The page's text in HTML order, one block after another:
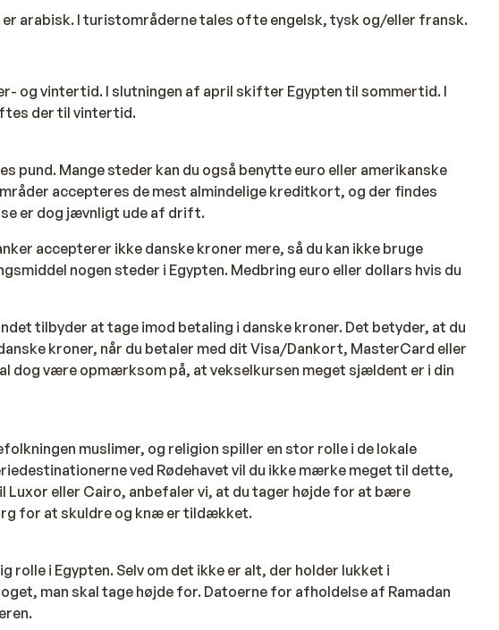
arabisk. I turistområderne tales ofte engelsk, tysk og/eller fransk.
og vintertid. I slutningen af april skifter Egypten til sommertid. I
der til vintertid.
pund. Mange steder kan du også benytte euro eller amerikanske
accepteres de mest almindelige kreditkort, og der findes
er dog jævnligt ude af drift.
accepterer ikke danske kroner mere, så du kan ikke bruge
nogen steder i Egypten. Medbring euro eller dollars hvis du
tilbyder at tage imod betaling i danske kroner. Det betyder, at du
kroner, når du betaler med dit Visa/Dankort, MasterCard eller
dog være opmærksom på, at vekselkursen meget sjældent er i din
muslimer, og religion spiller en stor rolle i de lokale
ved Rødehavet vil du ikke mærke meget til dette,
Luxor eller Cairo, anbefaler vi, at du tager højde for at bære
for at skuldre og knæ er tildækket.
rolle i Egypten. Selv om det ikke er alt, der holder lukket i
man skal tage højde for. Datoerne for afholdelse af Ramadan